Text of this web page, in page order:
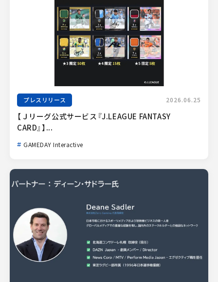
プレスリリース 2026.06.25
【Ｊリーグ公式サービス『J.LEAGUE FANTASY
CARD』】...
GAMEDAY Interactive